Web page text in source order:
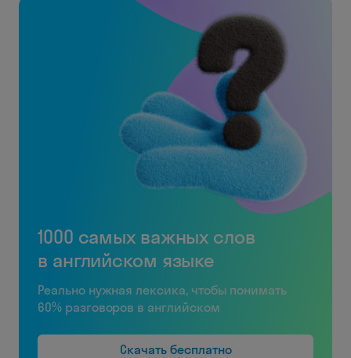
1000 самых важных слов
в английском языке
Реально нужная лексика, чтобы понимать
60% разговоров в английском
Скачать бесплатно